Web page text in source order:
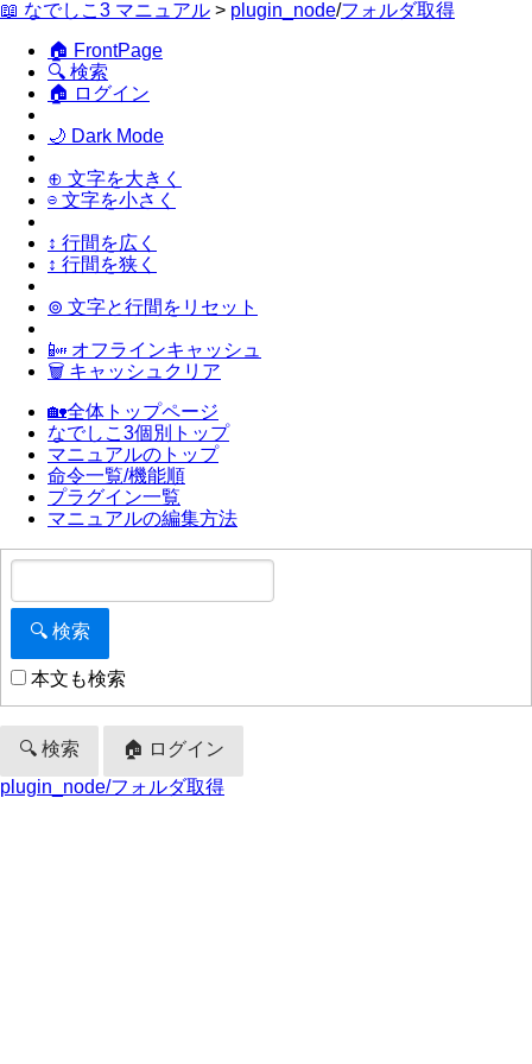
📖 なでしこ3 マニュアル > plugin_node/フォルダ取得
🏠 FrontPage
🔍 検索
🏠 ログイン
🌙 Dark Mode
⊕ 文字を大きく
⊖ 文字を小さく
↕ 行間を広く
↕ 行間を狭く
⊚ 文字と行間をリセット
📴 オフラインキャッシュ
🗑 キャッシュクリア
🏡全体トップページ
なでしこ3個別トップ
マニュアルのトップ
命令一覧/機能順
プラグイン一覧
マニュアルの編集方法
本文も検索
🔍 検索
🏠 ログイン
plugin_node/フォルダ取得